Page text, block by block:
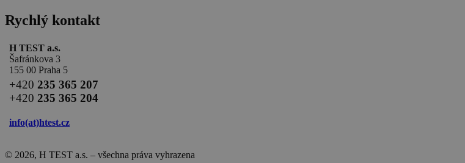
Rychlý kontakt
H TEST a.s.
Šafránkova 3
155 00 Praha 5
+420 235 365 207
+420 235 365 204
info(at)htest.cz
© 2026, H TEST a.s. – všechna práva vyhrazena